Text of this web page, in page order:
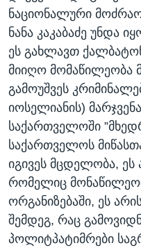
ნაციონალური
ნანა კაკაბაძე უნდა
ეს გახლავთ
მიიღო მომაწილეობა
გამოუშვეს
იოსელიანის)
საქართველოში
საქართველოს
იგივეს მცდელობა, ეს
რომელიც
ორგანიზებაში, ეს
შემდეგ, რაც
პოლიტპატიმრები